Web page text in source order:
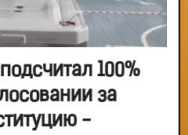
100%
за
-